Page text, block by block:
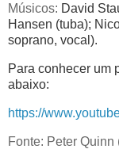
Músicos: David
Hansen (tuba);
soprano, vocal).
Para conhecer um
abaixo:
https://
Fonte: Peter Quinn